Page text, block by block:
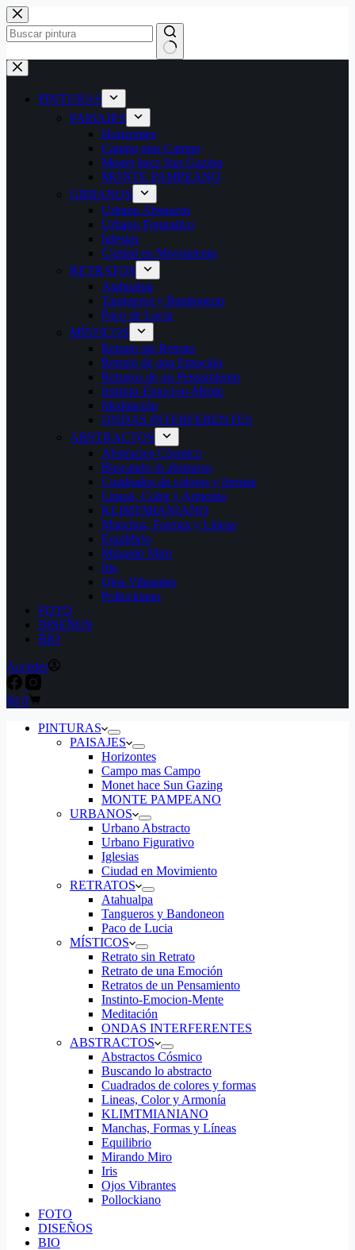
Saltar
al
contenido
Sin
resultados
PINTURAS
PAISAJES
Horizontes
Campo mas Campo
Monet hace Sun Gazing
MONTE PAMPEANO
URBANOS
Urbano Abstracto
Urbano Figurativo
Iglesias
Ciudad en Movimiento
RETRATOS
Atahualpa
Tangueros y Bandoneon
Paco de Lucia
MÍSTICOS
Retrato sin Retrato
Retrato de una Emoción
Retratos de un Pensamiento
Instinto-Emocion-Mente
Meditación
ONDAS INTERFERENTES
ABSTRACTOS
Abstractos Cósmico
Buscando lo abstracto
Cuadrados de colores y formas
Lineas, Color y Armonía
KLIMTMIANIANO
Manchas, Formas y Líneas
Equilibrio
Mirando Miro
Iris
Ojos Vibrantes
Pollockiano
FOTO
DISEÑOS
BIO
Acceder
Carro
compra
$0 0
PINTURAS
PAISAJES
Horizontes
Campo mas Campo
Monet hace Sun Gazing
MONTE PAMPEANO
URBANOS
Urbano Abstracto
Urbano Figurativo
Iglesias
Ciudad en Movimiento
RETRATOS
Atahualpa
Tangueros y Bandoneon
Paco de Lucia
MÍSTICOS
Retrato sin Retrato
Retrato de una Emoción
Retratos de un Pensamiento
Instinto-Emocion-Mente
Meditación
ONDAS INTERFERENTES
ABSTRACTOS
Abstractos Cósmico
Buscando lo abstracto
Cuadrados de colores y formas
Lineas, Color y Armonía
KLIMTMIANIANO
Manchas, Formas y Líneas
Equilibrio
Mirando Miro
Iris
Ojos Vibrantes
Pollockiano
FOTO
DISEÑOS
BIO